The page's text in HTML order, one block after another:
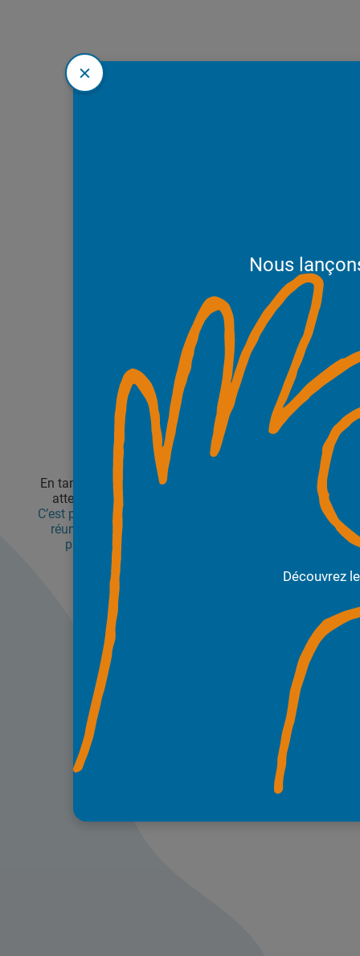
En tant que consommateurs nous avons tous des
attentes différentes en matière d’information.
C’est pourquoi Foodhea propose une solution pour
réunir et décrypter toutes les informations des
produits alimentaires de façon objective.
La transparence, la vraie, pour tous !
Nous
Découvrez